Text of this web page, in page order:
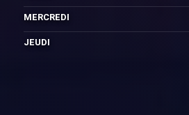
MERCREDI
JEUDI